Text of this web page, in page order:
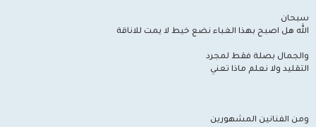
سبحان
الله هل اصبح بهذا الغباء نضع خيط لا يمت للاناقة
والجمال بصلة فقط لمجرد
التقليد ولا نعلم ماذا تعني
ومن الفنانين المشهورين